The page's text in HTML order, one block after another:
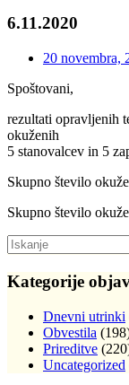
6.11.2020
20 novembra,
Spoštovani,
rezultati opravljenih
okuženih
5 stanovalcev in 5
Skupno število
Skupno število
Kategorije
Dnevni utrinki
Obvestila
Prireditve
Uncategorized